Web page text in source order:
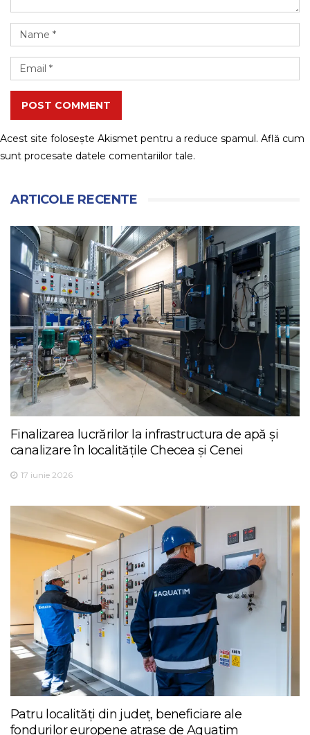
POST COMMENT
Acest site folosește Akismet pentru a reduce spamul. Află cum
sunt procesate datele comentariilor tale.
ARTICOLE RECENTE
Finalizarea lucrărilor la infrastructura de apă și
canalizare în localitățile Checea și Cenei
17 iunie 2026
Patru localități din județ, beneficiare ale
fondurilor europene atrase de Aquatim